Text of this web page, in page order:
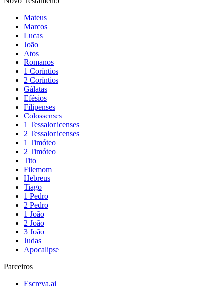
Mateus
Marcos
Lucas
João
Atos
Romanos
1 Coríntios
2 Coríntios
Gálatas
Efésios
Filipenses
Colossenses
1 Tessalonicenses
2 Tessalonicenses
1 Timóteo
2 Timóteo
Tito
Filemom
Hebreus
Tiago
1 Pedro
2 Pedro
1 João
2 João
3 João
Judas
Apocalipse
Parceiros
Escreva.ai